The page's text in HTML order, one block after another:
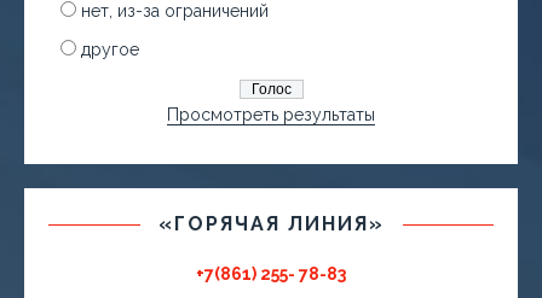
нет, из-за ограничений
другое
Просмотреть результаты
«ГОРЯЧАЯ ЛИНИЯ»
+7(861) 255- 78-83